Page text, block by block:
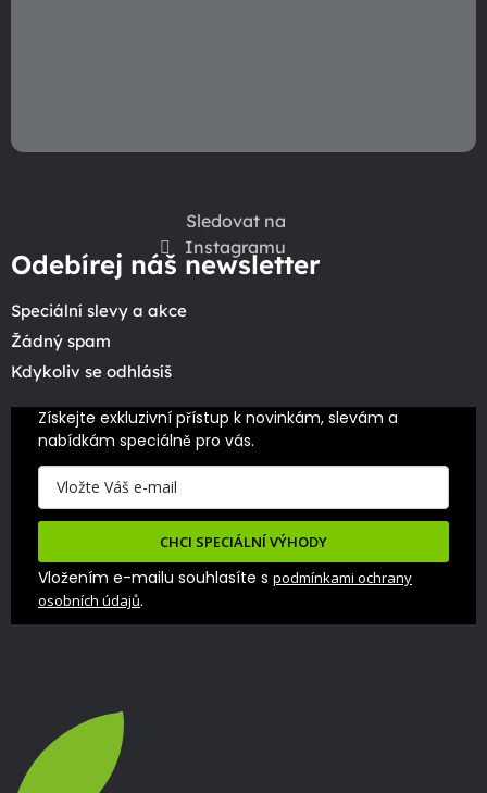
Sledovat na
Instagramu
Odebírej náš newsletter
Speciální slevy a akce
Žádný spam
Kdykoliv se odhlásíš
Získejte exkluzivní přístup k novinkám, slevám a
nabídkám speciálně pro vás.
CHCI SPECIÁLNÍ VÝHODY
Vložením e-mailu souhlasíte s podmínkami ochrany
osobních údajů.